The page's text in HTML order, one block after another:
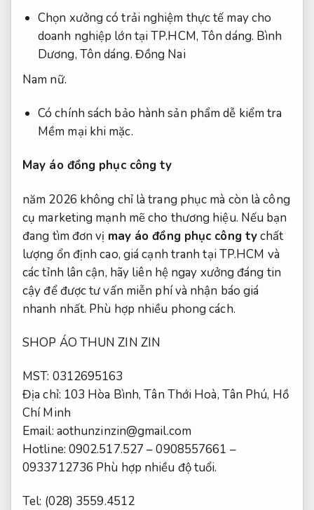
Chọn xưởng có trải nghiệm thực tế may cho
doanh nghiệp lớn tại TP.HCM, Tôn dáng. Bình
Dương, Tôn dáng. Đồng Nai
Nam nữ.
Có chính sách bảo hành sản phẩm dễ kiểm tra
Mềm mại khi mặc.
May áo đồng phục công ty
năm 2026 không chỉ là trang phục mà còn là công
cụ marketing mạnh mẽ cho thương hiệu. Nếu bạn
đang tìm đơn vị may áo đồng phục công tychất
lượng ổn định cao, giá cạnh tranh tại TP.HCM và
các tỉnh lân cận, hãy liên hệ ngay xưởng đáng tin
cậy để được tư vấn miễn phí và nhận báo giá
nhanh nhất. Phù hợp nhiều phong cách.
SHOP ÁO THUN ZIN ZIN
MST: 0312695163
Địa chỉ: 103 Hòa Bình, Tân Thới Hoà, Tân Phú, Hồ
Chí Minh
Email: aothunzinzin@gmail.com
Hotline: 0902.517.527 – 0908557661 –
0933712736 Phù hợp nhiều độ tuổi.
Tel: (028) 3559.4512